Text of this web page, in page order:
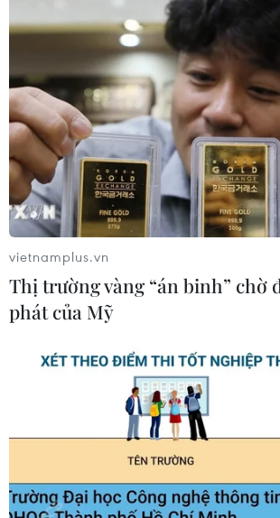
vietnamplus.vn
Thị trường vàng “án binh” chờ
phát của Mỹ